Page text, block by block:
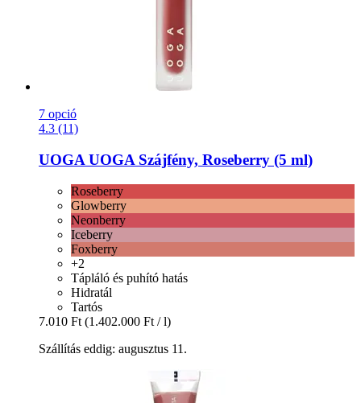
7 opció
4.3 (11)
UOGA UOGA Szájfény, Roseberry (5 ml)
Roseberry
Glowberry
Neonberry
Iceberry
Foxberry
+2
Tápláló és puhító hatás
Hidratál
Tartós
7.010 Ft (1.402.000 Ft / l)
Szállítás eddig: augusztus 11.